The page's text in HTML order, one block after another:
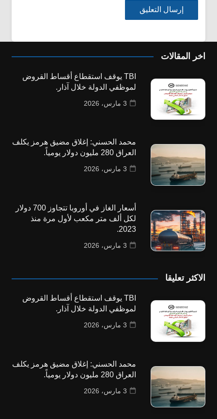
اخر المقالات
TBI يوقف استقطاع أقساط القروض
لموظفي الدولة خلال آذار.
3 مارس، 2026
محمد الحسني: إغلاق مضيق هرمز يكلف
العراق 280 مليون دولار يومياً.
3 مارس، 2026
أسعار الغاز في أوروبا تتجاوز 700 دولار
لكل ألف متر مكعب لأول مرة منذ
2023.
3 مارس، 2026
الاكثر تعليقا
TBI يوقف استقطاع أقساط القروض
لموظفي الدولة خلال آذار.
3 مارس، 2026
محمد الحسني: إغلاق مضيق هرمز يكلف
العراق 280 مليون دولار يومياً.
3 مارس، 2026